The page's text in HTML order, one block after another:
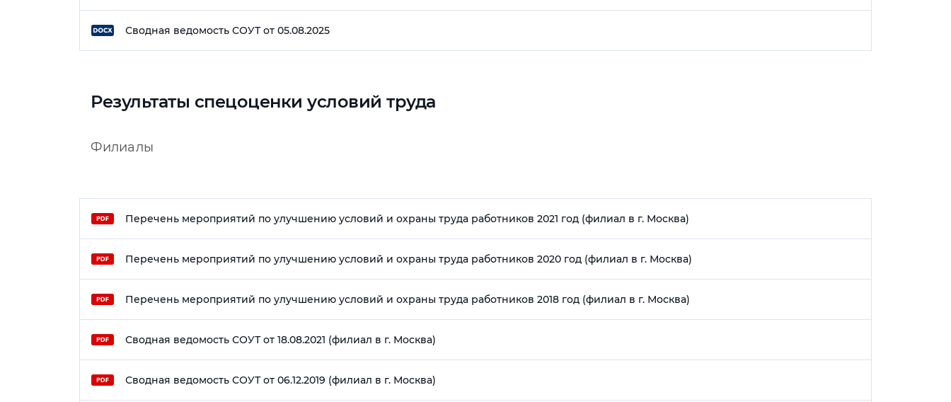
Сводная ведомость СОУТ от 05.08.2025
Результаты спецоценки условий труда
Филиалы
Перечень мероприятий по улучшению условий и охраны труда работников 2021 год (филиал в г. Москва)
Перечень мероприятий по улучшению условий и охраны труда работников 2020 год (филиал в г. Москва)
Перечень мероприятий по улучшению условий и охраны труда работников 2018 год (филиал в г. Москва)
Сводная ведомость СОУТ от 18.08.2021 (филиал в г. Москва)
Сводная ведомость СОУТ от 06.12.2019 (филиал в г. Москва)